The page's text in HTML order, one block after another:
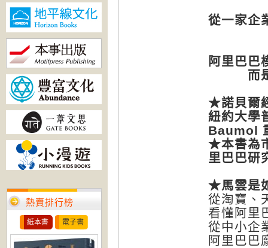
熱賣排行榜
紙本書 電子書
從一家企
阿里巴巴
而
★諾貝爾
紐約大學
Baumol
★本書為
里巴巴研
★馬雲是
從淘寶、
看懂阿里
從中小企
阿里巴巴